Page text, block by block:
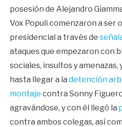
posesión de Alejandro
Vox Populi comenzaron a ser
presidencial a través de
ataques que empezaron con
sociales, insultos y
hasta llegar a la detención
montaje contra Sonny
agravándose, y con él llegó la
contra ambos colegas, así